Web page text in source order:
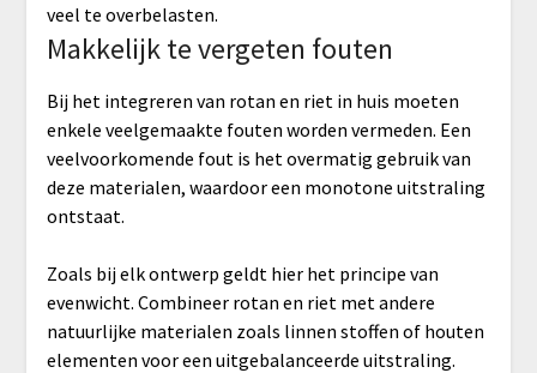
veel te overbelasten.
Makkelijk te vergeten fouten
Bij het integreren van rotan en riet in huis moeten
enkele veelgemaakte fouten worden vermeden. Een
veelvoorkomende fout is het overmatig gebruik van
deze materialen, waardoor een monotone uitstraling
ontstaat.
Zoals bij elk ontwerp geldt hier het principe van
evenwicht. Combineer rotan en riet met andere
natuurlijke materialen zoals linnen stoffen of houten
elementen voor een uitgebalanceerde uitstraling.